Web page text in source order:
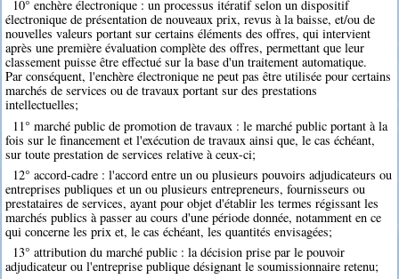
10° enchère électronique : un processus itératif selon un dispositif
électronique de présentation de nouveaux prix, revus à la baisse, et/ou de
nouvelles valeurs portant sur certains éléments des offres, qui intervient
après une première évaluation complète des offres, permettant que leur
classement puisse être effectué sur la base d'un traitement automatique.
Par conséquent, l'enchère électronique ne peut pas être utilisée pour certains
marchés de services ou de travaux portant sur des prestations
intellectuelles;
11° marché public de promotion de travaux : le marché public portant à la
fois sur le financement et l'exécution de travaux ainsi que, le cas échéant,
sur toute prestation de services relative à ceux-ci;
12° accord-cadre : l'accord entre un ou plusieurs pouvoirs adjudicateurs ou
entreprises publiques et un ou plusieurs entrepreneurs, fournisseurs ou
prestataires de services, ayant pour objet d'établir les termes régissant les
marchés publics à passer au cours d'une période donnée, notamment en ce
qui concerne les prix et, le cas échéant, les quantités envisagées;
13° attribution du marché public : la décision prise par le pouvoir
adjudicateur ou l'entreprise publique désignant le soumissionnaire retenu;